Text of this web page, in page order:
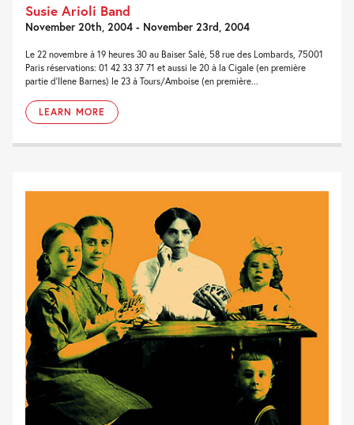
Susie Arioli Band
November 20th, 2004 - November 23rd, 2004
Le 22 novembre à 19 heures 30 au Baiser Salé, 58 rue des Lombards, 75001
Paris réservations: 01 42 33 37 71 et aussi le 20 à la Cigale (en première
partie d'Ilene Barnes) le 23 à Tours/Amboise (en première...
LEARN MORE